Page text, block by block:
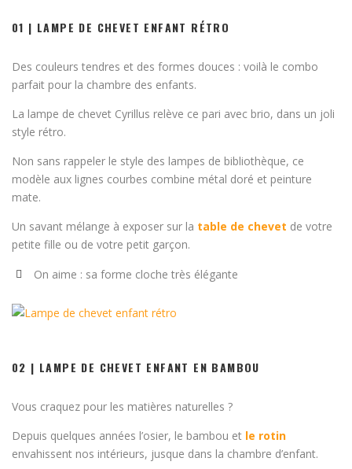
01 | LAMPE DE CHEVET ENFANT RÉTRO
Des couleurs tendres et des formes douces : voilà le combo
parfait pour la chambre des enfants.
La lampe de chevet Cyrillus relève ce pari avec brio, dans un joli
style rétro.
Non sans rappeler le style des lampes de bibliothèque, ce
modèle aux lignes courbes combine métal doré et peinture
mate.
Un savant mélange à exposer sur la table de chevet de votre
petite fille ou de votre petit garçon.
On aime : sa forme cloche très élégante
02 | LAMPE DE CHEVET ENFANT EN BAMBOU
Vous craquez pour les matières naturelles ?
Depuis quelques années l’osier, le bambou et le rotin
envahissent nos intérieurs, jusque dans la chambre d’enfant.